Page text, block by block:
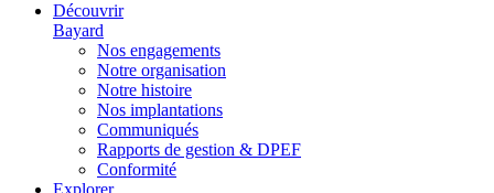
Découvrir
Bayard
Nos engagements
Notre organisation
Notre histoire
Nos implantations
Communiqués
Rapports de gestion & DPEF
Conformité